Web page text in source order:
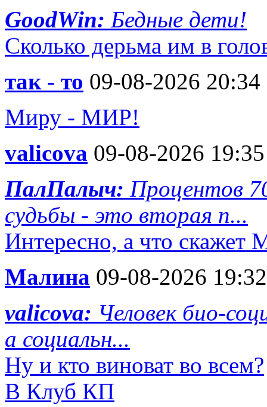
GoodWin: Бедные дети!
Сколько дерьма им в
так - то 09-08-2026 20:34
Миру - МИР!
valicova 09-08-2026 19:35
ПалПалыч: Процентов
судьбы - это вторая п...
Интересно, а что скажет
Малина 09-08-2026 19:32
valicova: Человек био-
а социальн...
Ну и кто виноват во всем?
В Клуб КП